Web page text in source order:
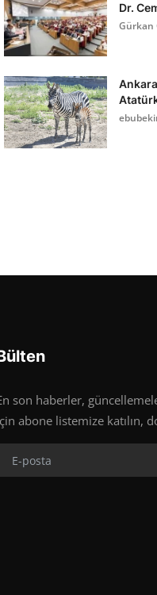
Dr.
Gürkan
son haberler,
abone listemize katılın,